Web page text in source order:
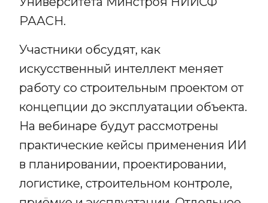
РААСН.
Участники обсудят, как
искусственный интеллект меняет
работу со строительным проектом от
концепции до эксплуатации объекта.
На вебинаре будут рассмотрены
практические кейсы применения ИИ
в планировании, проектировании,
логистике, строительном контроле,